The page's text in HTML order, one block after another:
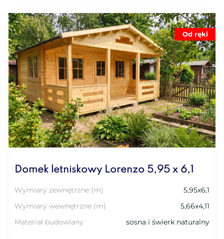
Od ręki
Domek letniskowy Lorenzo 5,95 x 6,1
Wymiary zewnętrzne (m)
5,95x6,1
Wymiary wewnętrzne (m)
5,66x4,11
Materiał budowlany
sosna i świerk naturalny